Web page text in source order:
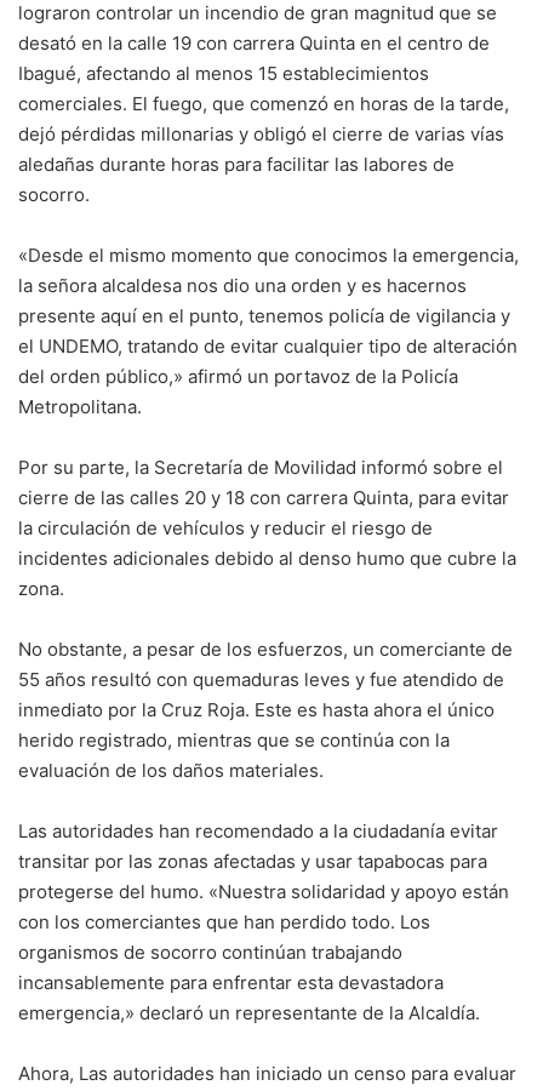
lograron controlar un incendio de gran magnitud que se
desató en la calle 19 con carrera Quinta en el centro de
Ibagué, afectando al menos 15 establecimientos
comerciales. El fuego, que comenzó en horas de la tarde,
dejó pérdidas millonarias y obligó el cierre de varias vías
aledañas durante horas para facilitar las labores de
socorro.
«Desde el mismo momento que conocimos la emergencia,
la señora alcaldesa nos dio una orden y es hacernos
presente aquí en el punto, tenemos policía de vigilancia y
el UNDEMO, tratando de evitar cualquier tipo de alteración
del orden público,» afirmó un portavoz de la Policía
Metropolitana.
Por su parte, la Secretaría de Movilidad informó sobre el
cierre de las calles 20 y 18 con carrera Quinta, para evitar
la circulación de vehículos y reducir el riesgo de
incidentes adicionales debido al denso humo que cubre la
zona.
No obstante, a pesar de los esfuerzos, un comerciante de
55 años resultó con quemaduras leves y fue atendido de
inmediato por la Cruz Roja. Este es hasta ahora el único
herido registrado, mientras que se continúa con la
evaluación de los daños materiales.
Las autoridades han recomendado a la ciudadanía evitar
transitar por las zonas afectadas y usar tapabocas para
protegerse del humo. «Nuestra solidaridad y apoyo están
con los comerciantes que han perdido todo. Los
organismos de socorro continúan trabajando
incansablemente para enfrentar esta devastadora
emergencia,» declaró un representante de la Alcaldía.
Ahora, Las autoridades han iniciado un censo para evaluar